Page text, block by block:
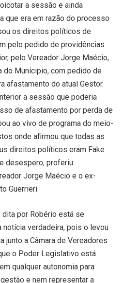
a sessão e ainda
que era em razão do processo
os direitos políticos de
pelo pedido de providências
pelo Vereador Jorge Maécio,
do Munícipio, com pedido de
afastamento do atual Gestor.
a sessão que poderia
de afastamento por perda de
ao vivo de programa do meio-
onde afirmou que todas as
direitos políticos eram Fake
desespero, proferiu
Jorge Maécio e o ex-
Guerrieri.
dita por Robério está se
notícia verdadeira, pois o levou
junto a Câmara de Vereadores
o Poder Legislativo está
qualquer autonomia para
e nem representar a